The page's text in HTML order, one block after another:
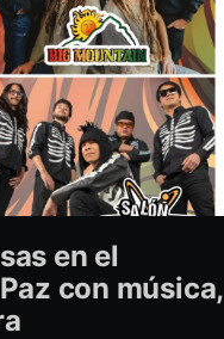
en el
con música,